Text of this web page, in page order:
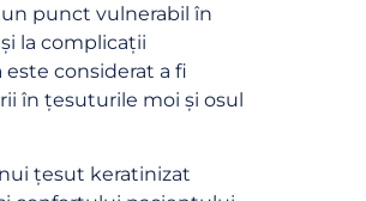
punct vulnerabil în
la complicații
considerat a fi
în țesuturile moi și osul
țesut keratinizat